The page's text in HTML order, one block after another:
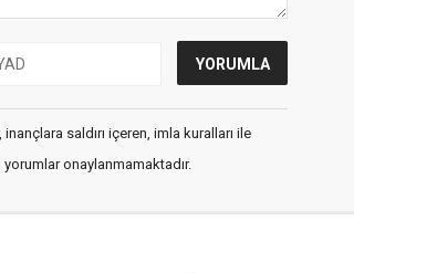
saldırı içeren, imla kuralları ile
yorumlar onaylanmamaktadır.